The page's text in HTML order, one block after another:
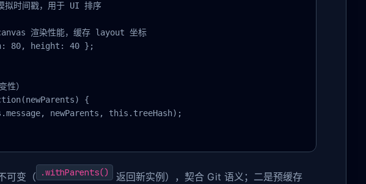
时间戳，用于 UI 排序
渲染性能，缓存 layout 坐标
80, height: 40 };
性）
{
newParents, this.treeHash);
可变（ .withParents() 返回新实例），契合 Git 语义；二是预缓存